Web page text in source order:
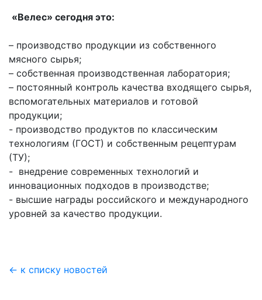
«Велес» сегодня это:
– производство продукции из собственного
мясного сырья;
– собственная производственная лаборатория;
– постоянный контроль качества входящего сырья,
вспомогательных материалов и готовой
продукции;
- производство продуктов по классическим
технологиям (ГОСТ) и собственным рецептурам
(ТУ);
- внедрение современных технологий и
инновационных подходов в производстве;
- высшие награды российского и международного
уровней за качество продукции.
← к списку новостей